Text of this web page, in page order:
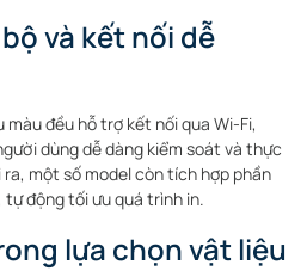
và kết nối dễ
màu đều hỗ trợ kết nối qua Wi-Fi,
dùng dễ dàng kiểm soát và thực
một số model còn tích hợp phần
động tối ưu quá trình in.
lựa chọn vật liệu